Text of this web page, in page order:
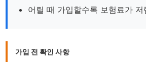
어릴 때 가입할수록 보험료가 저
가입 전 확인 사항